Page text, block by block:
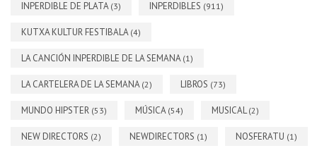
INPERDIBLE DE PLATA (3) INPERDIBLES (911)
KUTXA KULTUR FESTIBALA (4)
LA CANCIÓN INPERDIBLE DE LA SEMANA (1)
LA CARTELERA DE LA SEMANA (2) LIBROS (73)
MUNDO HIPSTER (53) MÚSICA (54) MUSICAL(2)
NEW DIRECTORS (2) NEWDIRECTORS (1) NOSFERATU (1)